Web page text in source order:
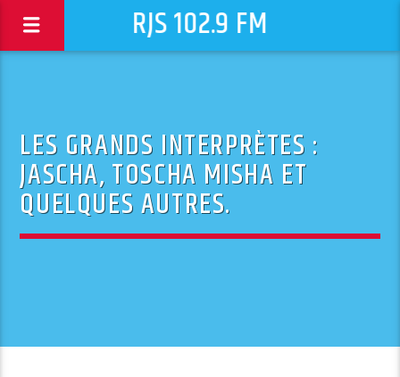
RJS 102.9 FM
LES GRANDS INTERPRÈTES :
JASCHA, TOSCHA MISHA ET
QUELQUES AUTRES.